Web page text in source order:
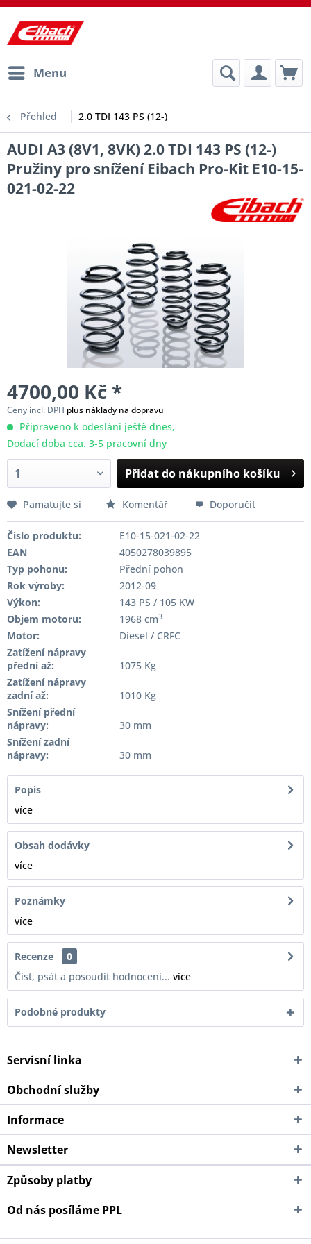
Menu
Přehled 2.0 TDI 143 PS (12-)
AUDI A3 (8V1, 8VK) 2.0 TDI 143 PS (12-)
Pružiny pro snížení Eibach Pro-Kit E10-15-
021-02-22
4700,00 Kč *
Ceny incl. DPH plus náklady na dopravu
Připraveno k odeslání ještě dnes,
Dodací doba cca. 3-5 pracovní dny
Přidat do nákupního košíku
Pamatujte si Komentář Doporučit
Číslo produktu:
E10-15-021-02-22
EAN
4050278039895
Typ pohonu:
Přední pohon
Rok výroby:
2012-09
Výkon:
143 PS / 105 KW
Objem motoru:
1968 cm3
Motor:
Diesel / CRFC
Zatížení nápravy
přední až:
1075 Kg
Zatížení nápravy
zadní až:
1010 Kg
Snížení přední
nápravy:
30 mm
Snížení zadní
nápravy:
30 mm
Popis
více
Obsah dodávky
více
Poznámky
více
Recenze
0
Číst, psát a posoudít hodnocení... více
Podobné produkty
Servisní linka
Obchodní služby
Informace
Newsletter
Způsoby platby
Od nás posíláme PPL